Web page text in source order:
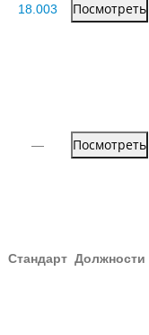
18.003 Посмотреть
— Посмотреть
Стандарт Должности